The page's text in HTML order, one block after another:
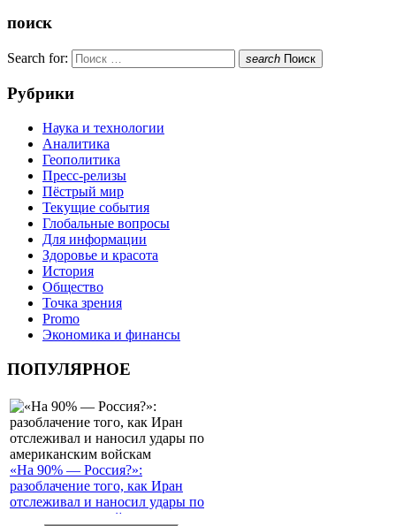
поиск
Search for: search Поиск
Рубрики
Наука и технологии
Аналитика
Геополитика
Пресс-релизы
Пёстрый мир
Текущие события
Глобальные вопросы
Для информации
Здоровье и красота
История
Общество
Точка зрения
Promo
Экономика и финансы
ПОПУЛЯРНОЕ
«На 90% — Россия?»:
разоблачение того, как Иран
отслеживал и наносил удары по
американским войскам